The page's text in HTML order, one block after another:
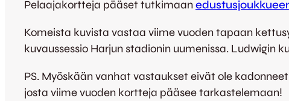
Pelaajakortteja pääset tutkimaan
Komeista kuvista vastaa viime vuoden tapaan
kuvaussessio Harjun stadionin uumenissa.
PS. Myöskään vanhat vastaukset eivät ole
josta viime vuoden kortteja pääsee tarkastelemaan!